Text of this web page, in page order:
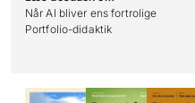
Når AI bliver ens fortrolige
Portfolio-didaktik